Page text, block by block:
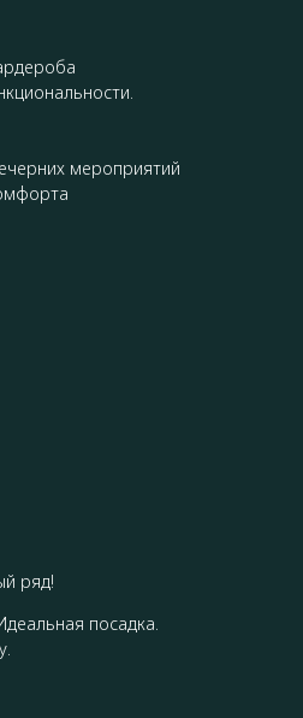
мероприятий
ряд!
посадка.